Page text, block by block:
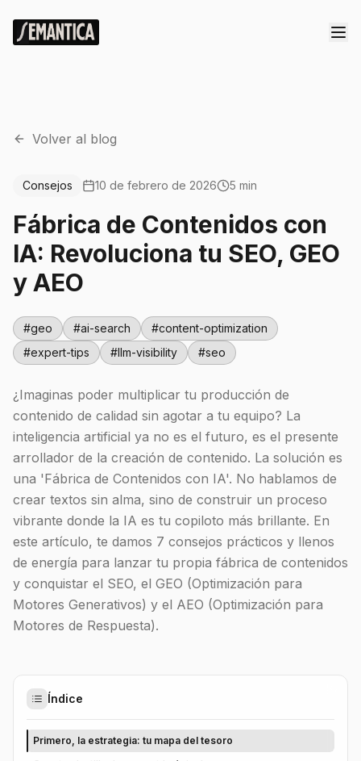
Volver al blog
Consejos 10 de febrero de 2026 5 min
Fábrica de Contenidos con
IA: Revoluciona tu SEO, GEO
y AEO
#geo #ai-search #content-optimization
#expert-tips #llm-visibility #seo
¿Imaginas poder multiplicar tu producción de
contenido de calidad sin agotar a tu equipo? La
inteligencia artificial ya no es el futuro, es el presente
arrollador de la creación de contenido. La solución es
una 'Fábrica de Contenidos con IA'. No hablamos de
crear textos sin alma, sino de construir un proceso
vibrante donde la IA es tu copiloto más brillante. En
este artículo, te damos 7 consejos prácticos y llenos
de energía para lanzar tu propia fábrica de contenidos
y conquistar el SEO, el GEO (Optimización para
Motores Generativos) y el AEO (Optimización para
Motores de Respuesta).
Índice
Primero, la estrategia: tu mapa del tesoro